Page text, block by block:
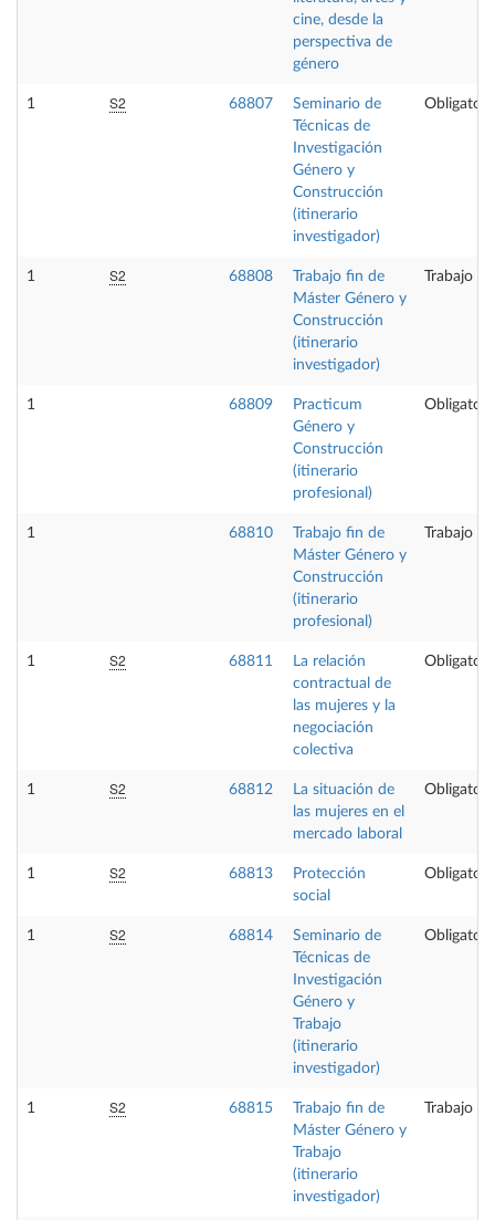
cine, desde la
perspectiva de
género
1 S2 68807
Seminario de
Técnicas de
Investigación
Género y
Construcción
(itinerario
investigador)
1 S2 68808
Trabajo fin de
Máster Género y
Construcción
(itinerario
investigador)
Trabajo
1 68809
Practicum
Género y
Construcción
(itinerario
profesional)
1 68810
Trabajo fin de
Máster Género y
Construcción
(itinerario
profesional)
Trabajo
1 S2 68811
La relación
contractual de
las mujeres y la
negociación
colectiva
1 S2 68812
La situación de
las mujeres en el
mercado laboral
1 S2 68813
Protección
social
1 S2 68814
Seminario de
Técnicas de
Investigación
Género y
Trabajo
(itinerario
investigador)
1 S2 68815
Trabajo fin de
Máster Género y
Trabajo
(itinerario
investigador)
Trabajo